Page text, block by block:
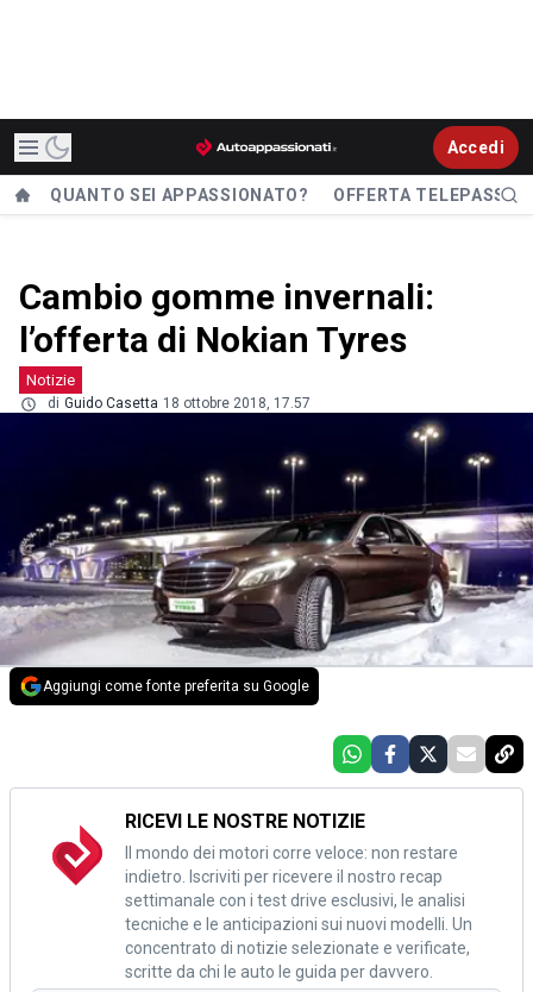
Accedi
QUANTO SEI APPASSIONATO? OFFERTA TELEPASS
Cambio gomme invernali:
l’offerta di Nokian Tyres
Notizie
di Guido Casetta 18 ottobre 2018, 17.57
Aggiungi come fonte preferita su Google
RICEVI LE NOSTRE NOTIZIE
Il mondo dei motori corre veloce: non restare
indietro. Iscriviti per ricevere il nostro recap
settimanale con i test drive esclusivi, le analisi
tecniche e le anticipazioni sui nuovi modelli. Un
concentrato di notizie selezionate e verificate,
scritte da chi le auto le guida per davvero.